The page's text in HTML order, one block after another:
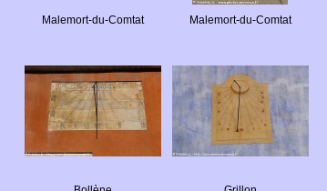
Malemort-du-Comtat Malemort-du-Comtat